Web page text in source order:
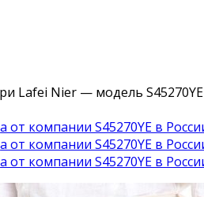
Lafei Nier — модель S45270YE